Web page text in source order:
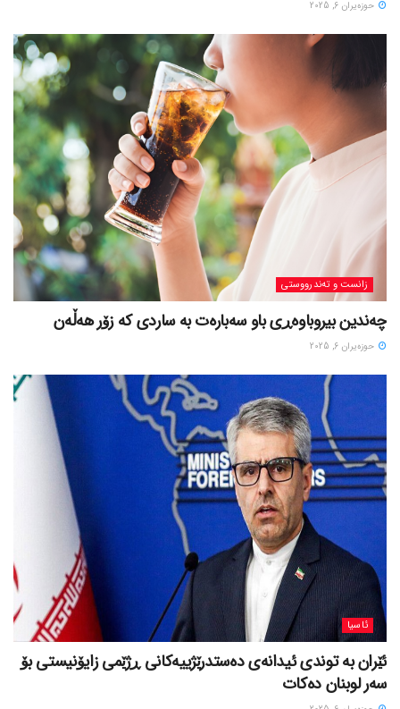
حوزه‌یران 6, 2025
زانست و تەندرووستی
چەندین بیروباوەڕی باو سەبارەت بە ساردی کە زۆر هەڵەن
حوزه‌یران 6, 2025
ئاسیا
ئێران بە توندی ئیدانەی دەستدرێژییەکانی ڕژێمی زایۆنیستی بۆ
سەر لوبنان دەکات